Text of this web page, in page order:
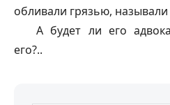
обливали грязью,
А будет ли его
его?..